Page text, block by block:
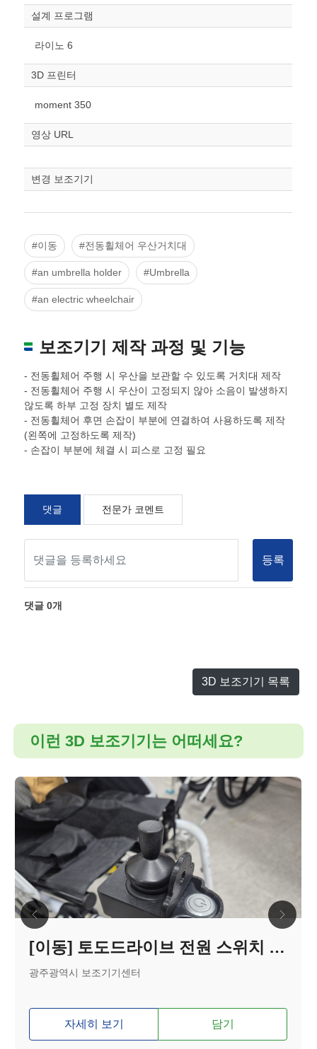
높이
mm
폭
mm
스케일
설계 프로그램
라이노 6
3D 프린터
moment 350
영상 URL
변경 보조기기
#이동 #전동휠체어 우산거치대
#an umbrella holder #Umbrella
#an electric wheelchair
보조기기 제작 과정 및 기능
- 전동휠체어 주행 시 우산을 보관할 수 있도록 거치대 제작
- 전동휠체어 주행 시 우산이 고정되지 않아 소음이 발생하지
않도록 하부 고정 장치 별도 제작
- 전동휠체어 후면 손잡이 부분에 연결하여 사용하도록 제작
(왼쪽에 고정하도록 제작)
- 손잡이 부분에 체결 시 피스로 고정 필요
댓글 전문가 코멘트
등록
댓글0개
3D 보조기기 목록
이런 3D 보조기기는 어떠세요?
[이동] 토도드라이브 전원 스위치 커버
광주광역시 보조기기센터
자세히 보기 담기